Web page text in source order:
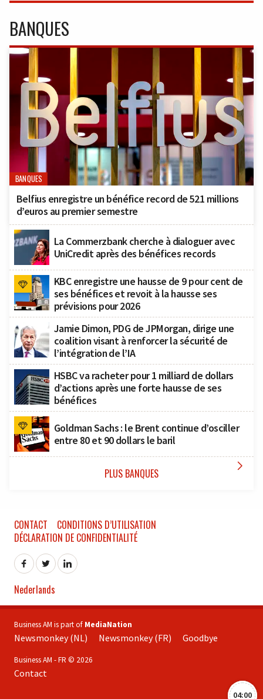
BANQUES
BANQUES
Belfius enregistre un bénéfice record de 521 millions
d’euros au premier semestre
La Commerzbank cherche à dialoguer avec
UniCredit après des bénéfices records
KBC enregistre une hausse de 9 pour cent de
ses bénéfices et revoit à la hausse ses
prévisions pour 2026
Jamie Dimon, PDG de JPMorgan, dirige une
coalition visant à renforcer la sécurité de
l’intégration de l’IA
HSBC va racheter pour 1 milliard de dollars
d’actions après une forte hausse de ses
bénéfices
Goldman Sachs : le Brent continue d’osciller
entre 80 et 90 dollars le baril
PLUS BANQUES 
04:00
CONTACT
CONDITIONS D’UTILISATION
DÉCLARATION DE CONFIDENTIALITÉ
Nederlands
Business AM is part of MediaNation
Newsmonkey (NL) Newsmonkey (FR) Goodbye
Business AM - FR © 2026
Contact